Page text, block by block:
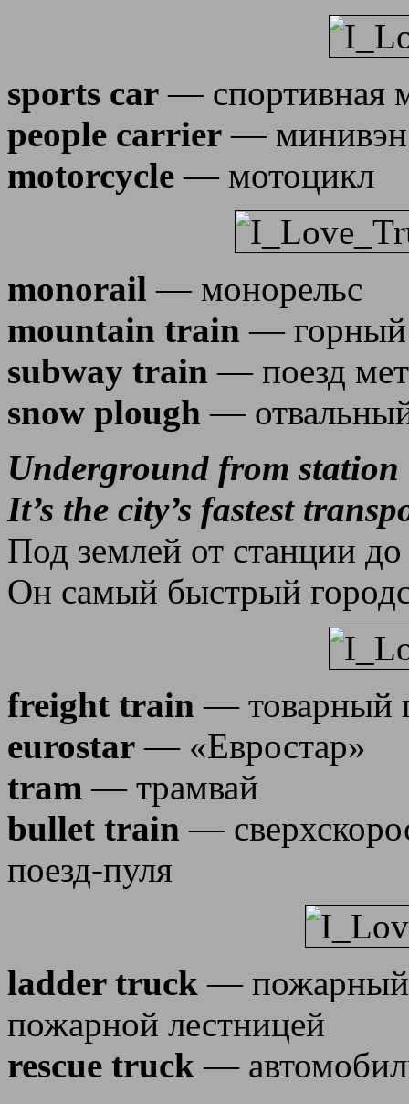
sports car — спортивная
people carrier — минивэн
motorcycle — мотоцикл
monorail — монорельс
mountain train — горный
subway train — поезд
snow plough —
Underground from station
It’s the city’s fastest
Под землей от станции
Он самый быстрый
freight train — товарный
eurostar — «Евростар»
tram — трамвай
bullet train —
поезд-пуля
ladder truck — пожарный
пожарной лестницей
rescue truck —